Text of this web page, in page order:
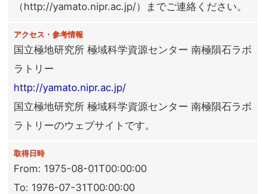
（http://yamato.nipr.ac.jp/）までご連絡ください。
アクセス・参考情報
国立極地研究所 極域科学資源センター 南極隕石ラボ
ラトリー
http://yamato.nipr.ac.jp/
国立極地研究所 極域科学資源センター 南極隕石ラボ
ラトリーのウェブサイトです。
取得日時
From: 1975-08-01T00:00:00
To: 1976-07-31T00:00:00